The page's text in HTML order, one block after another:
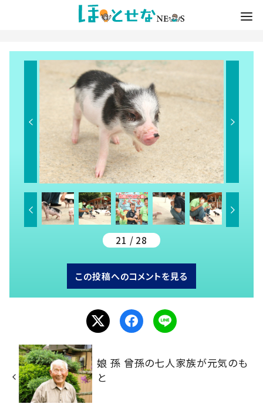
21 / 28
この投稿へのコメントを見る
娘 孫 曾孫の七人家族が元気のも
と